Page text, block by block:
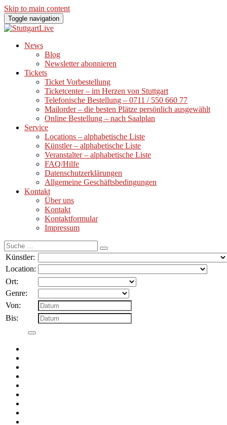
Skip to main content
Toggle navigation
News
Blog
Newsletter abonnieren
Tickets
Ticket Vorbestellung
Ticketcenter – im Herzen von Stuttgart
Telefonische Bestellung – 0711 / 550 660 77
Mailorder – die besten Plätze persönlich ausgewählt
Online Bestellung – nach Saalplan
Service
Locations – alphabetische Liste
Künstler – alphabetische Liste
Veranstalter – alphabetische Liste
FAQ/Hilfe
Datenschutzerklärungen
Allgemeine Geschäftsbedingungen
Kontakt
Über uns
Kontakt
Kontaktformular
Impressum
Suche
nach:
Künstler:
Location:
Ort:
Genre:
Von:
Bis: